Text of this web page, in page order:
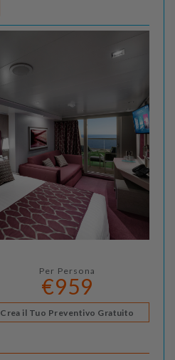
Per Persona
€959
Crea il Tuo Preventivo Gratuito